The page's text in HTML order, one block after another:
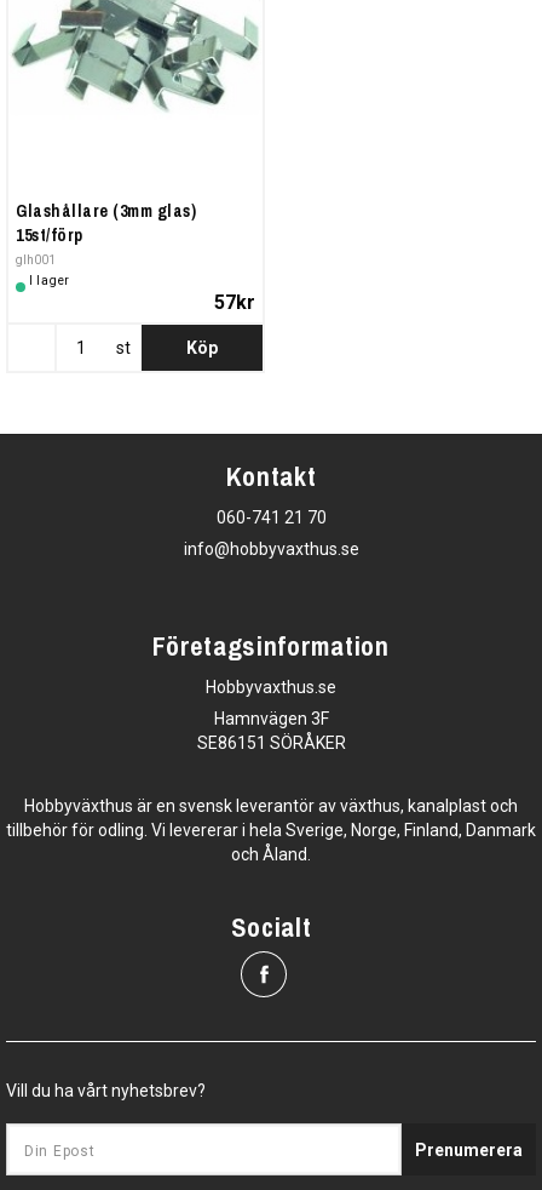
Glashållare (3mm glas)
15st/förp
glh001
I lager
57kr
st Köp
Kontakt
060-741 21 70
info@hobbyvaxthus.se
Företagsinformation
Hobbyvaxthus.se
Hamnvägen 3F
SE86151 SÖRÅKER
Hobbyväxthus är en svensk leverantör av växthus, kanalplast och
tillbehör för odling. Vi levererar i hela Sverige, Norge, Finland, Danmark
och Åland.
Socialt
Vill du ha vårt nyhetsbrev?
Prenumerera